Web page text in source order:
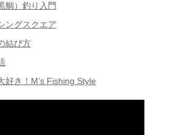
鯛）釣り入門
ングスクエア
結び方
好き！M’s Fishing Style